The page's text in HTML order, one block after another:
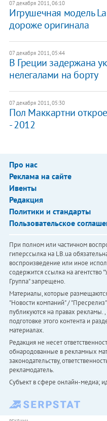
07 декабря 2011, 06:10
Игрушечная модель
дороже оригинала
07 декабря 2011, 05:44
​В Греции задержана
нелегалами на борту
07 декабря 2011, 05:30
Пол Маккартни
- 2012
Про нас
Реклама на сайте
Ивенты
Редакция
Политики и стандарты
Пользовательское
При полном или частичном
гиперссылка на LB.ua
воспроизведение или иное
содержится ссылка на агентство
Группа" запрещено.
Материалы, которые
"Новости компаний" /
публикуются на правах рекламы.
подготовке этого контента и
материалах.
Редакция не несет
обнародованные в рекламных
законодательству,
рекламодатель.
Субъект в сфере онлайн-медиа;